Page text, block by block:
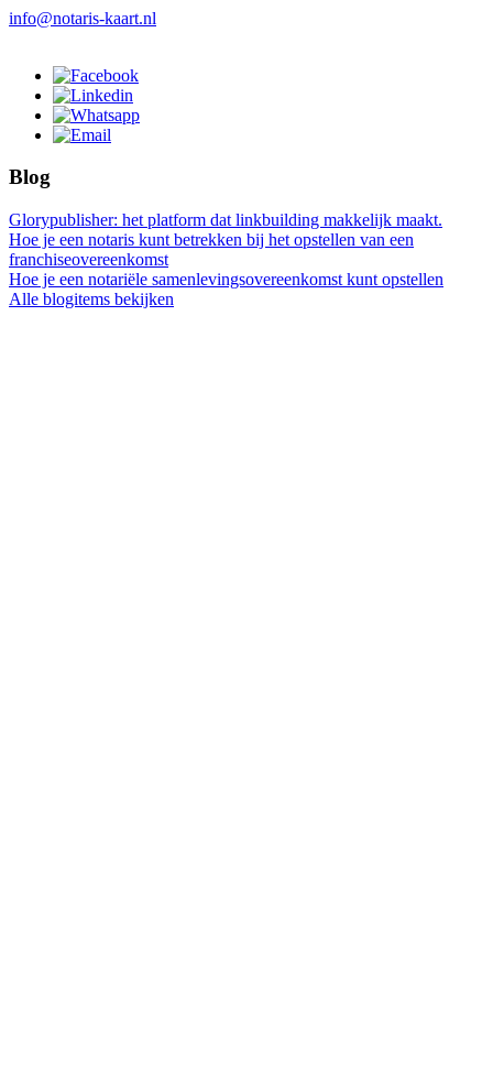
info@notaris-kaart.nl
Blog
Glorypublisher: het platform dat linkbuilding makkelijk maakt.
Hoe je een notaris kunt betrekken bij het opstellen van een
franchiseovereenkomst
Hoe je een notariële samenlevingsovereenkomst kunt opstellen
Alle blogitems bekijken